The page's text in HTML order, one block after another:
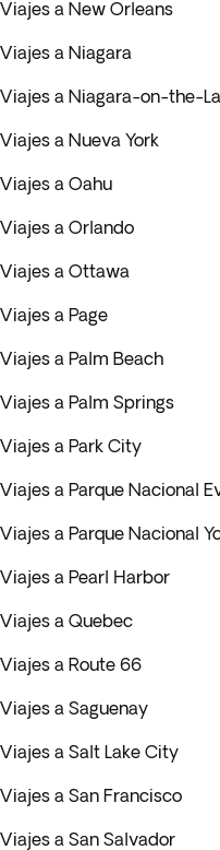
Viajes a New Orleans
Viajes a Niagara
Viajes a Niagara-on-the-
Viajes a Nueva York
Viajes a Oahu
Viajes a Orlando
Viajes a Ottawa
Viajes a Page
Viajes a Palm Beach
Viajes a Palm Springs
Viajes a Park City
Viajes a Parque Nacional
Viajes a Parque Nacional
Viajes a Pearl Harbor
Viajes a Quebec
Viajes a Route 66
Viajes a Saguenay
Viajes a Salt Lake City
Viajes a San Francisco
Viajes a San Salvador